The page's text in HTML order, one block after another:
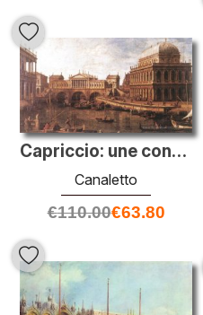
Capriccio: une conception palladienne pour le pont Rialto, avec
Canaletto
€110.00€63.80